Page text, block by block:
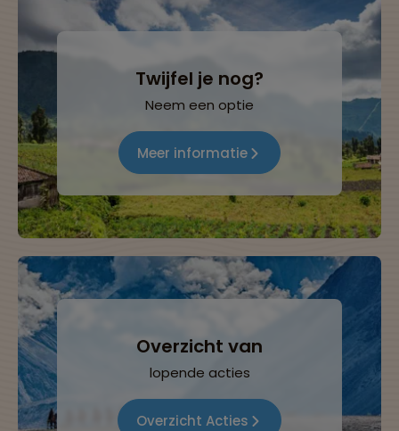
Twijfel je nog?
Neem een optie
Meer informatie
Overzicht van
lopende acties
Overzicht Acties